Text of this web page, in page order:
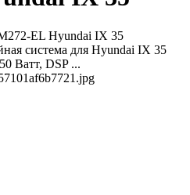
EL Hyundai IX 35
система для Hyundai IX 35
Ватт, DSP ...